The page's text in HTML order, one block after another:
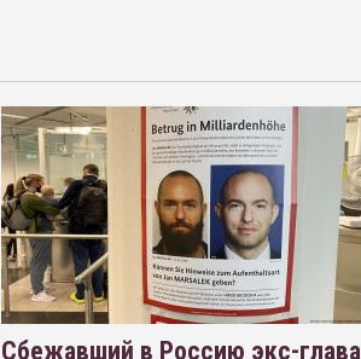
Сбежавший в Россию экс-глава